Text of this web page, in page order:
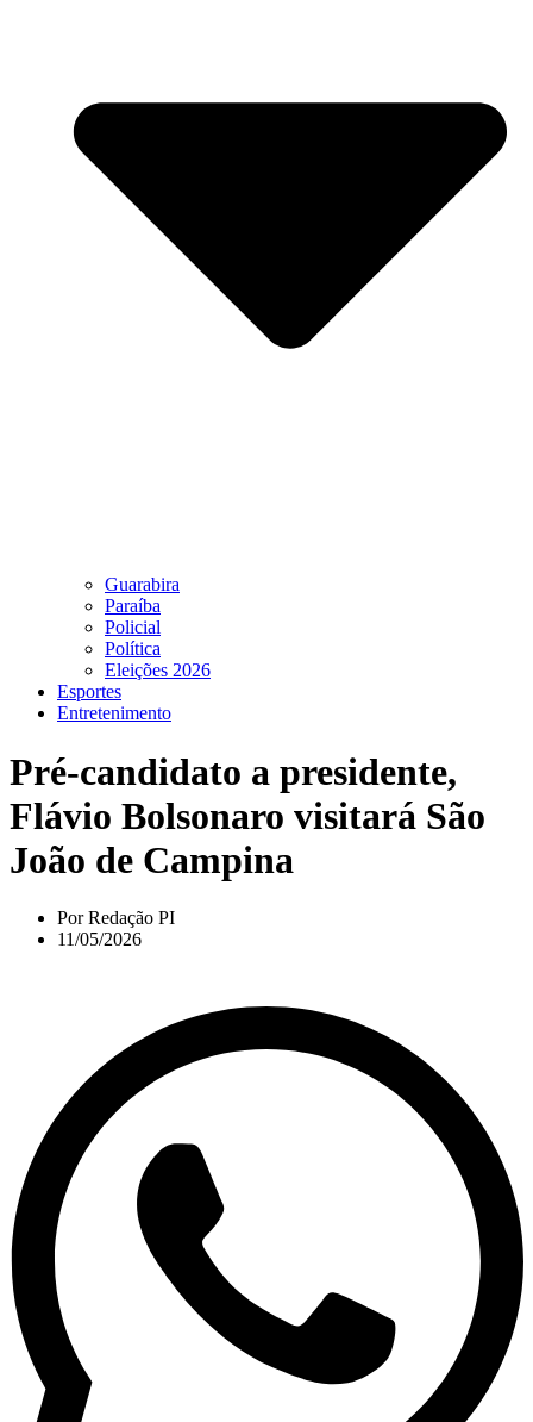
Guarabira
Paraíba
Policial
Política
Eleições 2026
Esportes
Entretenimento
Pré-candidato a presidente,
Flávio Bolsonaro visitará São
João de Campina
PorRedação PI
11/05/2026